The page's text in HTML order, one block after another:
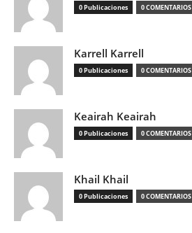
0 Publicaciones 0 COMENTARIOS
Karrell Karrell
0 Publicaciones 0 COMENTARIOS
Keairah Keairah
0 Publicaciones 0 COMENTARIOS
Khail Khail
0 Publicaciones 0 COMENTARIOS